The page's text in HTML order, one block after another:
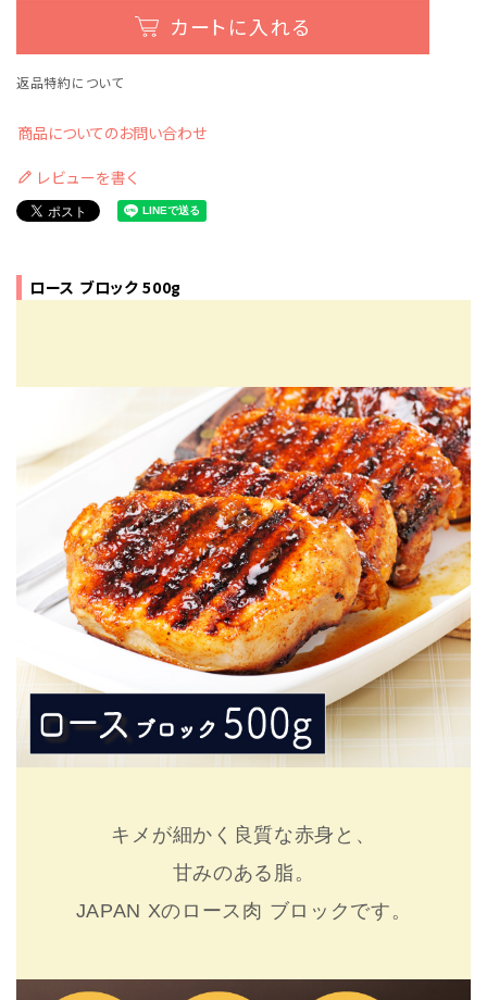
カートに入れる
返品特約について
商品についてのお問い合わせ
レビューを書く
ロース ブロック 500g
キメが細かく良質な赤身と、
甘みのある脂。
JAPAN Xのロース肉 ブロックです。